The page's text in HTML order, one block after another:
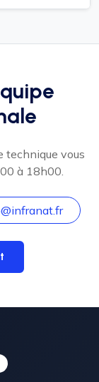
technique vous
à 18h00.